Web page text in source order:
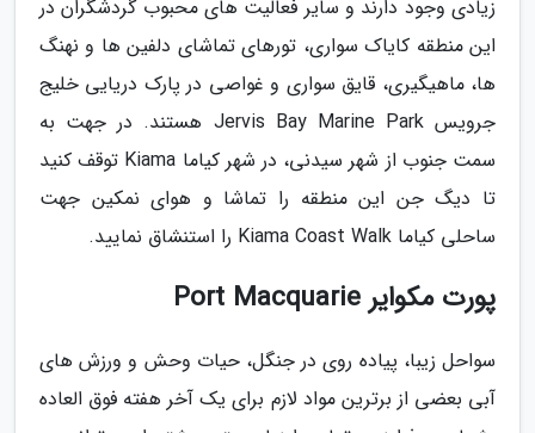
زیادی وجود دارند و سایر فعالیت های محبوب گردشگران در
این منطقه کایاک سواری، تورهای تماشای دلفین ها و نهنگ
ها، ماهیگیری، قایق سواری و غواصی در پارک دریایی خلیج
جرویس Jervis Bay Marine Park هستند. در جهت به
سمت جنوب از شهر سیدنی، در شهر کیاما Kiama توقف کنید
تا دیگ جن این منطقه را تماشا و هوای نمکین جهت
ساحلی کیاما Kiama Coast Walk را استنشاق نمایید.
پورت مکوایر Port Macquarie
سواحل زیبا، پیاده روی در جنگل، حیات وحش و ورزش های
آبی بعضی از برترین مواد لازم برای یک آخر هفته فوق العاده